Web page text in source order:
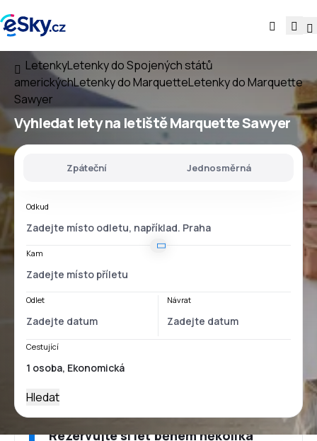
LetenkyLetenky do Spojených států
americkýchLetenky do MarquetteLetenky do Marquette
Sawyer
Vyhledat letyna letištěMarquette Sawyer
Zpáteční Jednosměrná
Odkud
Kam
Odlet Návrat
Cestující
Hledat
Rezervujte si let během několika